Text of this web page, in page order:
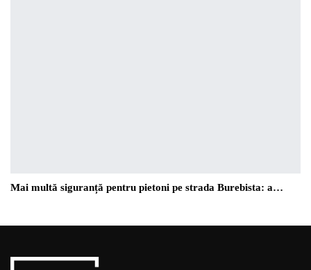
Mai multă siguranță pentru pietoni pe strada Burebista: a…